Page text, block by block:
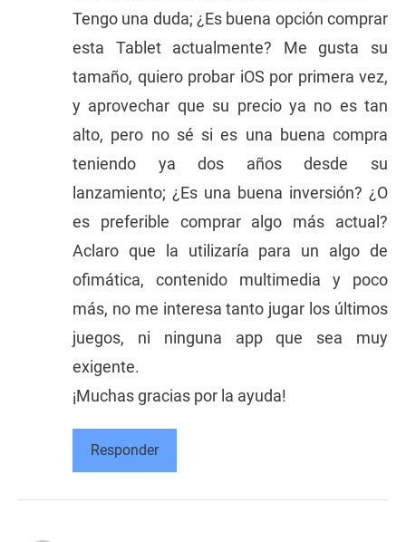
Tengo una duda; ¿Es buena opción comprar
esta Tablet actualmente? Me gusta su
tamaño, quiero probar iOS por primera vez,
y aprovechar que su precio ya no es tan
alto, pero no sé si es una buena compra
teniendo ya dos años desde su
lanzamiento; ¿Es una buena inversión? ¿O
es preferible comprar algo más actual?
Aclaro que la utilizaría para un algo de
ofimática, contenido multimedia y poco
más, no me interesa tanto jugar los últimos
juegos, ni ninguna app que sea muy
exigente.
¡Muchas gracias por la ayuda!
Responder